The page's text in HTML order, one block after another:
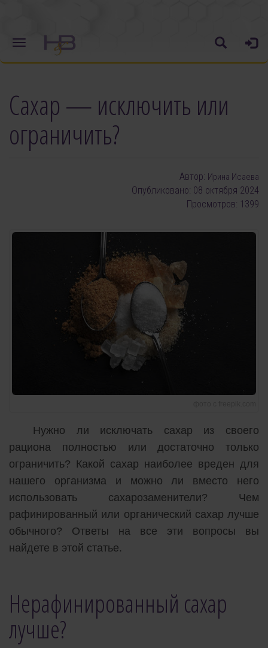
Сахар — исключить или
ограничить?
Автор: Ирина Исаева
Опубликовано: 08 октября 2024
Просмотров: 1399
Нужно ли исключать сахар из своего
рациона полностью или достаточно только
ограничить? Какой сахар наиболее вреден для
нашего организма и можно ли вместо него
использовать сахарозаменители? Чем
рафинированный или органический сахар лучше
обычного? Ответы на все эти вопросы вы
найдете в этой статье.
Нерафинированный сахар
лучше?